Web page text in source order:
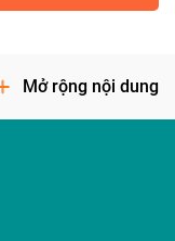
Mở rộng nội dung